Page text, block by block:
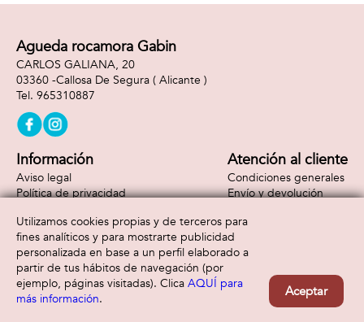
Agueda rocamora Gabin
CARLOS GALIANA, 20
03360 -Callosa De Segura ( Alicante )
965310887
Información
Aviso legal
Política de privacidad
Atención al cliente
Condiciones generales
Envío y devolución
Formas de pago
Utilizamos cookies propias y de terceros para
fines analíticos y para mostrarte publicidad
personalizada en base a un perfil elaborado a
partir de tus hábitos de navegación (por
ejemplo, páginas visitadas). Clica AQUÍ para
más información. Aceptar